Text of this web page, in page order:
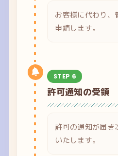
お客様に代わり、
申請します。
STEP 6
許可通知の受領
許可の通知が届き
いたします。